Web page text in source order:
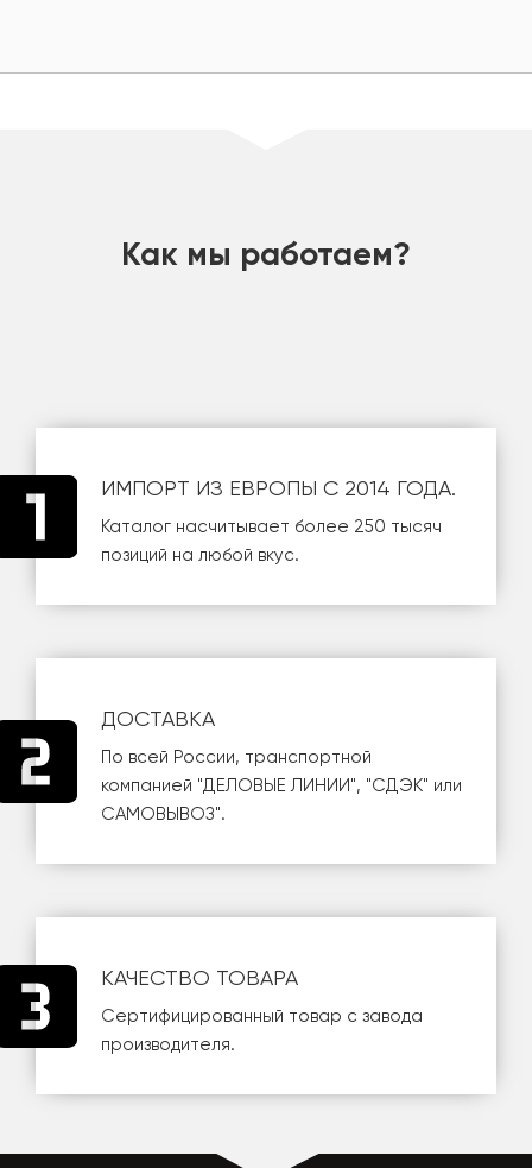
Как мы работаем?
ИМПОРТ ИЗ ЕВРОПЫ С 2014 ГОДА.
Каталог насчитывает более 250 тысяч
позиций на любой вкус.
ДОСТАВКА
По всей России, транспортной
компанией "ДЕЛОВЫЕ ЛИНИИ", "СДЭК" или
САМОВЫВОЗ".
КАЧЕСТВО ТОВАРА
Сертифицированный товар с завода
производителя.